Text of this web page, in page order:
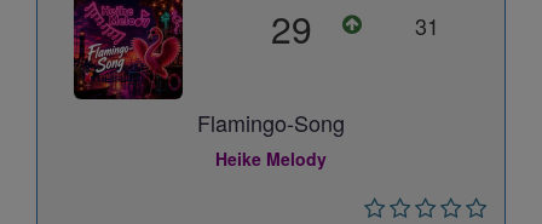
29 31
Flamingo-Song
Heike Melody